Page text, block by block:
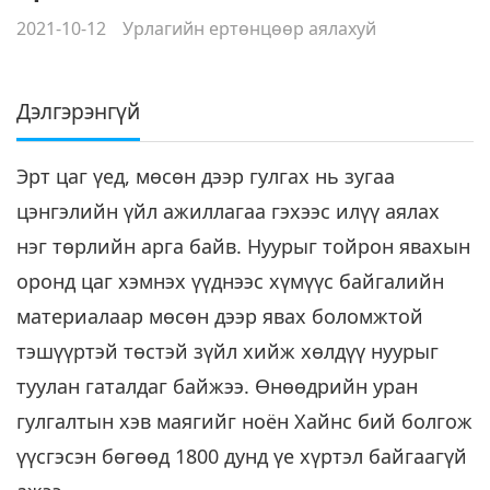
2021-10-12 Урлагийн ертөнцөөр аялахуй
Дэлгэрэнгүй
Эрт цаг үед, мөсөн дээр гулгах нь зугаа
цэнгэлийн үйл ажиллагаа гэхээс илүү аялах
нэг төрлийн арга байв. Нуурыг тойрон явахын
оронд цаг хэмнэх үүднээс хүмүүс байгалийн
материалаар мөсөн дээр явах боломжтой
тэшүүртэй төстэй зүйл хийж хөлдүү нуурыг
туулан гаталдаг байжээ. Өнөөдрийн уран
гулгалтын хэв маягийг ноён Хайнс бий болгож
үүсгэсэн бөгөөд 1800 дунд үе хүртэл байгаагүй